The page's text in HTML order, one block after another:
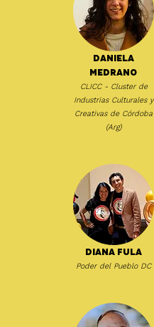
Daniela
Medrano
CLICC - Cluster de
Industrias Culturales y
Creativas de Córdoba
(Arg)
Diana Fula
Poder del Pueblo DC